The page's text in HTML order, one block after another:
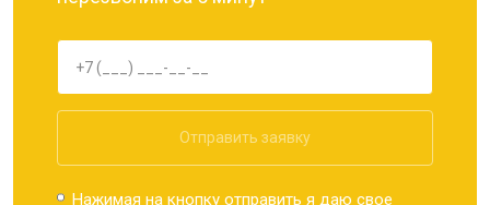
Отправить заявку
Нажимая на кнопку отправить я даю свое